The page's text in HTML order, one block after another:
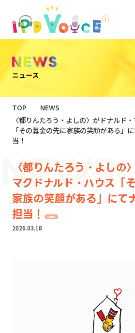
TOP
NEWS
〈都りんたろう・よしの〉がドナルド
「その募金の先に家族の笑顔がある」
当！
〈都りんたろう・よしの
マクドナルド・ハウス「
家族の笑顔がある」にて
担当！
出演情報
2026.03.18